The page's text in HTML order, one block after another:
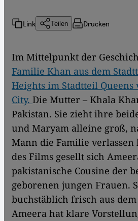
Link Teilen Drucken
Im Mittelpunkt der
Familie Khan aus dem
Heights im Stadtteil Queens
City. Die Mutter – Khala
Pakistan. Sie zieht ihre
und Maryam alleine groß,
Mann die Familie verlassen
des Films gesellt sich
pakistanische Cousine der
geborenen jungen Frauen.
buchstäblich frisch aus
Ameera hat klare